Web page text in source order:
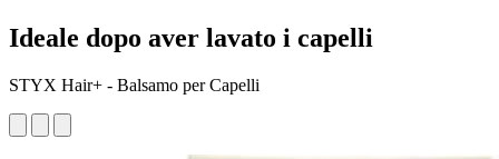
Ideale dopo aver lavato i capelli
STYX Hair+ - Balsamo per Capelli